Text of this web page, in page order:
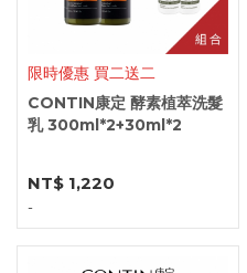
限時優惠 買二送二
CONTIN康定 酵素植萃洗髮
乳 300ml*2+30ml*2
NT$ 1,220
-